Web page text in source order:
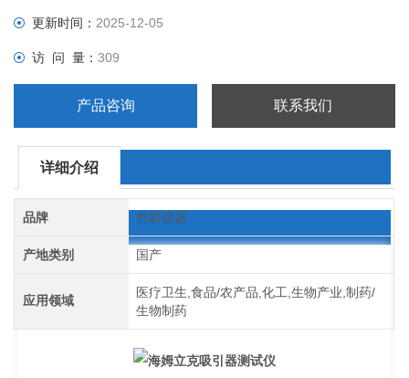
更新时间：2025-12-05
访 问 量：309
产品咨询 联系我们
详细介绍
品牌 竹岩仪器
产地类别 国产
应用领域
医疗卫生,食品/农产品,化工,生物产业,制药/
生物制药